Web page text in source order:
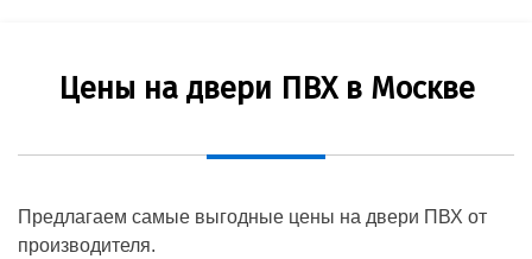
Цены на двери ПВХ в Москве
Предлагаем самые выгодные цены на двери ПВХ от
производителя.